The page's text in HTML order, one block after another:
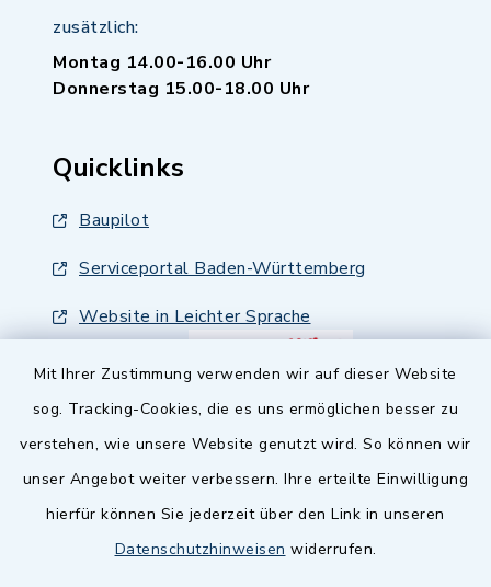
Mit Ihrer Zustimmung verwenden wir auf dieser Website
sog. Tracking-Cookies, die es uns ermöglichen besser zu
verstehen, wie unsere Website genutzt wird. So können wir
unser Angebot weiter verbessern. Ihre erteilte Einwilligung
hierfür können Sie jederzeit über den Link in unseren
Datenschutzhinweisen widerrufen.
zusätzlich:
Montag 14.00-16.00 Uhr
Donnerstag 15.00-18.00 Uhr
Quicklinks
Baupilot
Serviceportal Baden-Württemberg
Website in Leichter Sprache